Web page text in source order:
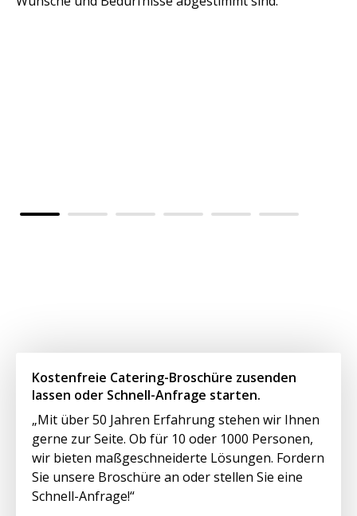
Kostenfreie Catering-Broschüre zusenden
lassen oder Schnell-Anfrage starten.
„Mit über 50 Jahren Erfahrung stehen wir Ihnen
gerne zur Seite. Ob für 10 oder 1000 Personen,
wir bieten maßgeschneiderte Lösungen. Fordern
Sie unsere Broschüre an oder stellen Sie eine
Schnell-Anfrage!“